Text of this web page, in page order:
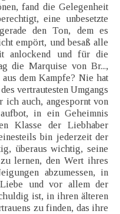
fand die Gelegenheit
eine unbesetzte
den Ton, dem es
empört, und besaß alle
anlockend und für die
die Marquise von Br...,
dem Kampfe? Nie hat
vertrautesten Umgangs
ich auch, angespornt von
in ein Geheimnis
Klasse der Liebhaber
bin jederzeit der
überaus wichtig, seine
lernen, den Wert ihres
abzumessen, in
und vor allem der
ist, in ihren älteren
zu finden, das ihre